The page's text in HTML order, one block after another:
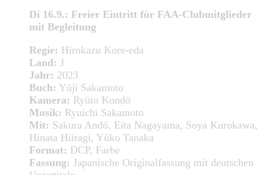
Di 16.9.: Freier Eintritt für FAA-Clubmitglieder
mit Begleitung
Regie: Hirokazu Kore-eda
Land: J
Jahr: 2023
Buch: Yūji Sakamoto
Kamera: Ryūto Kondō
Musik: Ryuichi Sakamoto
Mit: Sakura Andō, Eita Nagayama, Soya Kurokawa,
Hinata Hiiragi, Yūko Tanaka
Format: DCP, Farbe
Fassung: Japanische Originalfassung mit deutschen